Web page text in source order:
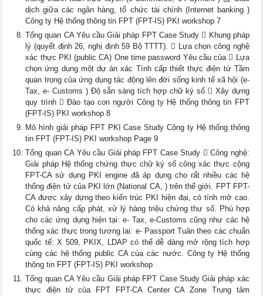
dịch giữa các ngân hàng, tổ chức tài chính (Internet banking )
Công ty Hệ thống thông tin FPT (FPT-IS) PKI workshop 7
Tổng quan CA Yêu cầu Giải pháp FPT Case Study  Khung pháp
lý (quyết định 26, nghị định 59 Bộ TTTT).  Lựa chọn công nghệ
xác thực PKI (public CA) One time password Yêu cầu của  Lựa
chọn ứng dụng một dự án xác Tính cấp thiết thực điện tử Tầm
quan trọng của ứng dụng tác động lên đời sống kinh tế xã hội (e-
Tax, e- Customs ) Độ sẵn sàng tích hợp chữ ký số  Xây dựng
quy trình  Đào tạo con người Công ty Hệ thống thông tin FPT
(FPT-IS) PKI workshop 8
Mô hình giải pháp FPT PKI Case Study Công ty Hệ thống thông
tin FPT (FPT-IS) PKI workshop Page 9
Tổng quan CA Yêu cầu Giải pháp FPT Case Study  Công nghệ:
Giải pháp Hệ thống chứng thực chữ ký số công xác thực cộng
FPT-CA sử dụng PKI engine đã áp dụng cho rất nhiều các hệ
thống điện tử của PKI lớn (National CA, ) trên thế giới. FPT FPT-
CA được xây dựng theo kiến trúc PKI hiện đại, có tính mở cao.
Có khả năng cấp phát, xử lý hàng triệu chứng thư số. Phù hợp
cho các ứng dụng hiện tại: e- Tax, e-Customs cũng như các hệ
thống xác thực trong tương lai: e- Passport Tuân theo các chuẩn
quốc tế: X 509, PKIX, LDAP có thể dễ dàng mở rộng tích hợp
cùng các hệ thống public CA của các nước. Công ty Hệ thống
thông tin FPT (FPT-IS) PKI workshop
Tổng quan CA Yêu cầu Giải pháp FPT Case Study Giải pháp xác
thực điện tử của FPT FPT-CA Center CA Zone Trung tâm